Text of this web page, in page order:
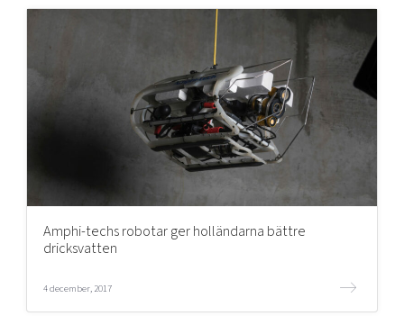
Amphi-techs robotar ger holländarna bättre
dricksvatten
4 december, 2017